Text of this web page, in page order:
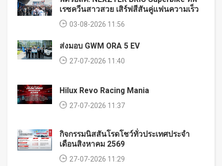
เรซควีนสาวสวย เสิร์ฟสีสันคู่แฟนความเร็ว
03-08-2026 11:56
ส่งมอบ GWM ORA 5 EV
27-07-2026 11:40
Hilux Revo Racing Mania
27-07-2026 11:37
กิจกรรมนิสสันโรดโชว์ทั่วประเทศประจำ
เดือนสิงหาคม 2569
27-07-2026 11:29